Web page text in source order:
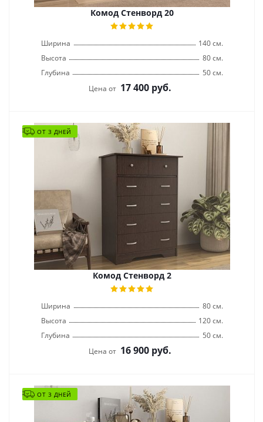
Комод Стенворд 20
Ширина
140 см.
Высота
80 см.
Глубина
50 см.
Цена от 17 400 руб.
ОТ 3 ДНЕЙ
Комод Стенворд 2
Ширина
80 см.
Высота
120 см.
Глубина
50 см.
Цена от 16 900 руб.
ОТ 3 ДНЕЙ